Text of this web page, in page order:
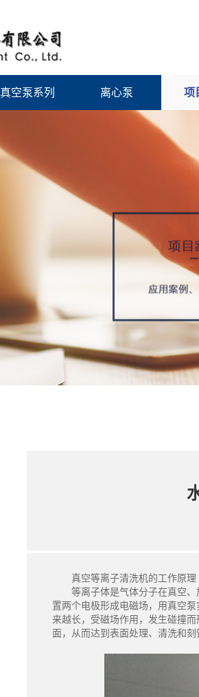
真空泵系列 离心泵 项
真空等离子清洗机的工作原理
等离子体是气体分子在真空、
置两个电极形成电磁场，用真空
来越长，受磁场作用，发生碰撞
面，从而达到表面处理、清洗和刻